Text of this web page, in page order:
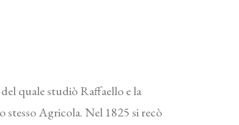
quale studiò Raffaello e la
Agricola. Nel 1825 si recò